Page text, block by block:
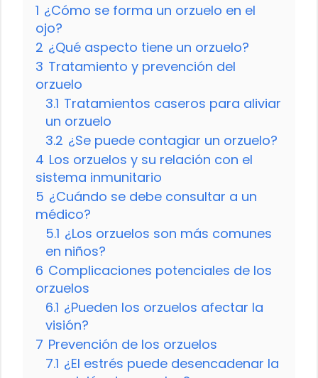
1 ¿Cómo se forma un orzuelo en el
ojo?
2 ¿Qué aspecto tiene un orzuelo?
3 Tratamiento y prevención del
orzuelo
3.1 Tratamientos caseros para aliviar
un orzuelo
3.2 ¿Se puede contagiar un orzuelo?
4 Los orzuelos y su relación con el
sistema inmunitario
5 ¿Cuándo se debe consultar a un
médico?
5.1 ¿Los orzuelos son más comunes
en niños?
6 Complicaciones potenciales de los
orzuelos
6.1 ¿Pueden los orzuelos afectar la
visión?
7 Prevención de los orzuelos
7.1 ¿El estrés puede desencadenar la